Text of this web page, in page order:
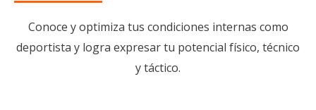
Conoce y optimiza tus condiciones internas como
deportista y logra expresar tu potencial físico, técnico
y táctico.